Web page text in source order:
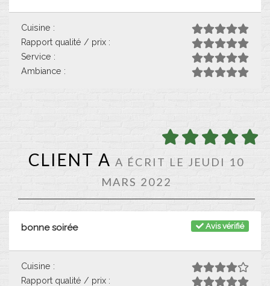
Cuisine :
Rapport qualité / prix :
Service :
Ambiance :
CLIENT A A ÉCRIT LE JEUDI 10
MARS 2022
Avis vérifié
bonne soirée
Cuisine :
Rapport qualité / prix :